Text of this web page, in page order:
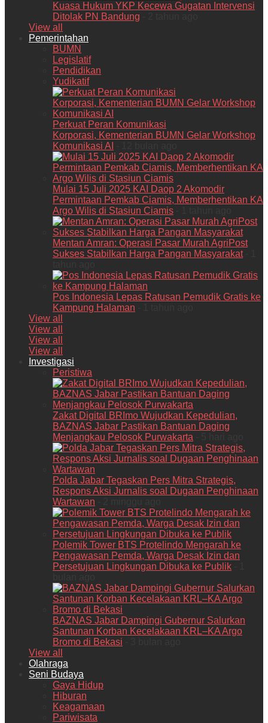
Kuasa Hukum YKP Kecewa Gugatan Intervensi
Ditolak PN Bandung
View all
Pemerintahan
BUMN
Legislatif
Pendidikan
Yudikatif
Perkuat Peran Komunikasi
Korporasi, Kementerian BUMN Gelar Workshop
Komunikasi AI
Mulai 15 Juli 2025 KAI Daop 2 Akomodir
Permintaan Pemkab Ciamis, Memberhentikan KA
Argo Wilis di Stasiun Ciamis
Mentan Amran: Operasi Pasar Murah AgriPost
Sukses Stabilkan Harga Pangan Masyarakat- 1
Pos Indonesia Lepas Ratusan Pemudik Gratis ke
Kampung Halaman
View all
View all
View all
View all
Investigasi
Peristiwa
Zakat Digital BRImo Wujudkan Kepedulian,
BAZNAS Jabar Pastikan Bantuan Daging
Menjangkau Pelosok Purwakarta
Polda Jabar Tegaskan Pers Mitra Strategis,
Respons Aksi Jurnalis soal Dugaan Penghinaan
Wartawan
Polemik Tower BTS Protelindo Mengarah ke
Pengawasan Pemda, Warga Desak Izin dan
Persetujuan Lingkungan Dibuka ke Publik
BAZNAS Jabar Dampingi Gubernur Salurkan
Santunan Korban Kecelakaan KRL–KA Argo
Bromo di Bekasi
View all
Olahraga
Seni Budaya
Gaya Hidup
Hiburan
Keagamaan
Pariwisata